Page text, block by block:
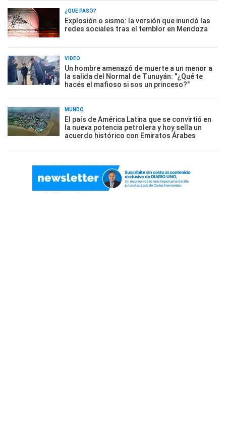
¿QUÉ PASÓ?
Explosión o sismo: la versión que inundó las
redes sociales tras el temblor en Mendoza
VIDEO
Un hombre amenazó de muerte a un menor a
la salida del Normal de Tunuyán: "¿Qué te
hacés el mafioso si sos un princeso?"
MUNDO
El país de América Latina que se convirtió en
la nueva potencia petrolera y hoy sella un
acuerdo histórico con Emiratos Árabes